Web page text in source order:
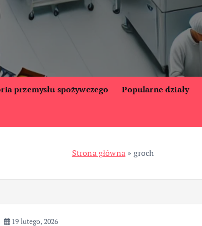
przemysłu spożywczego Popularne działy
Strona główna»groch
19 lutego, 2026